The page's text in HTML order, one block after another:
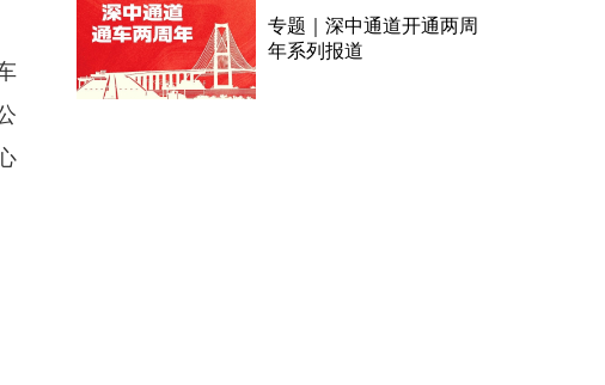
专题｜深中通道开通两周
年系列报道